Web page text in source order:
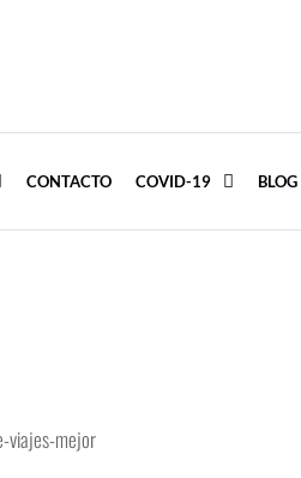
CONTACTO COVID-19 BLOG